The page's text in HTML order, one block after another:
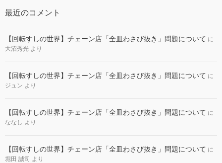
最近のコメント
【回転すしの世界】チェーン店「全皿わさび抜き」問題について に
大沼秀光 より
【回転すしの世界】チェーン店「全皿わさび抜き」問題について に
ジュン より
【回転すしの世界】チェーン店「全皿わさび抜き」問題について に
ななし より
【回転すしの世界】チェーン店「全皿わさび抜き」問題について に
堀田 誠司 より